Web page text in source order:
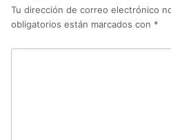
Tu dirección de correo electrónico
obligatorios están marcados con *